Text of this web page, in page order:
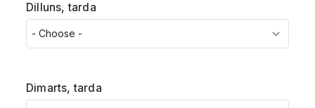
Dilluns, tarda
Dimarts, tarda